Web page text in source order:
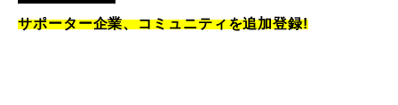
サポーター企業、コミュニティを追加登録!